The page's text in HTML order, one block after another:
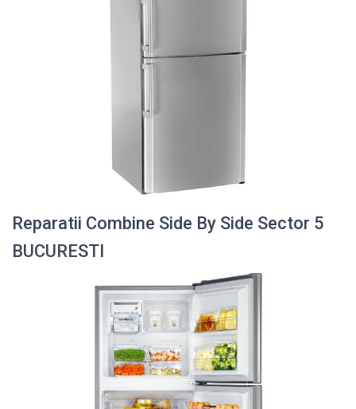
Reparatii Combine Side By Side Sector 5
BUCURESTI